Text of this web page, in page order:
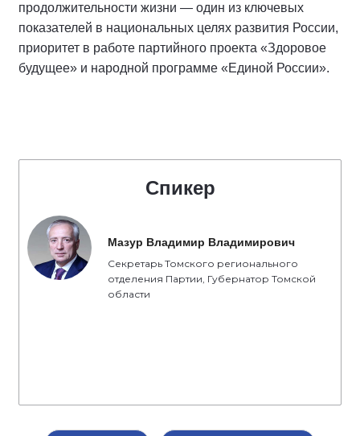
продолжительности жизни — один из ключевых
показателей в национальных целях развития России,
приоритет в работе партийного проекта «Здоровое
будущее» и народной программе «Единой России».
Спикер
Мазур Владимир Владимирович
Секретарь Томского регионального
отделения Партии, Губернатор Томской
области